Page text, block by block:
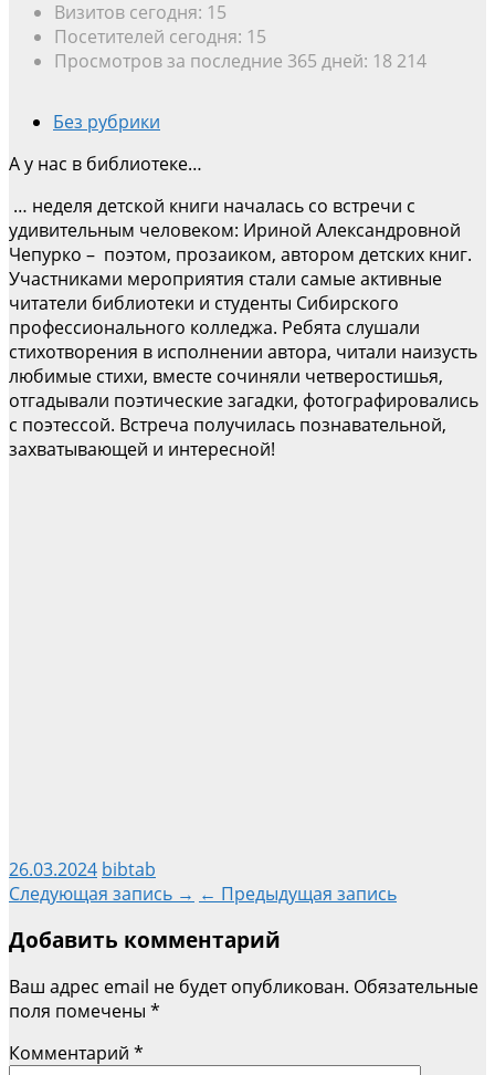
Визитов сегодня: 15
Посетителей сегодня: 15
Просмотров за последние 365 дней: 18 214
Без рубрики
А у нас в библиотеке…
… неделя детской книги началась со встречи с
удивительным человеком: Ириной Александровной
Чепурко – поэтом, прозаиком, автором детских книг.
Участниками мероприятия стали самые активные
читатели библиотеки и студенты Сибирского
профессионального колледжа. Ребята слушали
стихотворения в исполнении автора, читали наизусть
любимые стихи, вместе сочиняли четверостишья,
отгадывали поэтические загадки, фотографировались
с поэтессой. Встреча получилась познавательной,
захватывающей и интересной!
26.03.2024 bibtab
Навигация
по
записям
Следующая запись → ← Предыдущая запись
Добавить комментарий
Ваш адрес email не будет опубликован. Обязательные
поля помечены *
Комментарий *